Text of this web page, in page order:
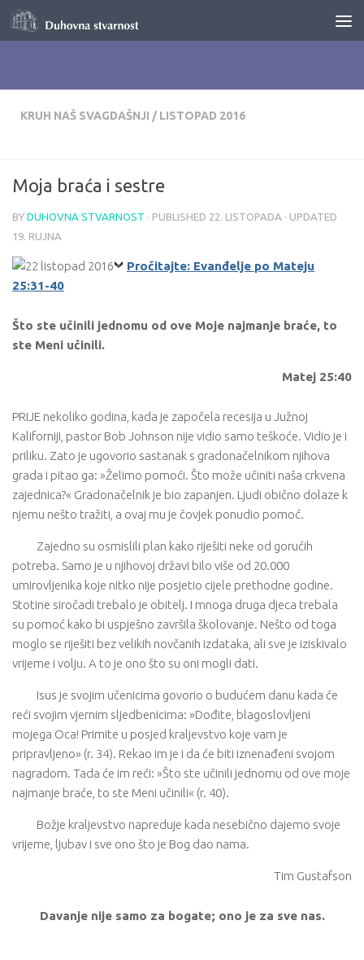
Skip to content
KRUH NAŠ SVAGDAŠNJI / LISTOPAD 2016
Moja braća i sestre
BY DUHOVNA STVARNOST · PUBLISHED 22. LISTOPADA · UPDATED
19. RUJNA
Pročitajte: Evanđelje po Mateju
25:31-40
Što ste učinili jednomu od ove Moje najmanje braće, to
ste Meni učinili.
Matej 25:40
PRIJE nekoliko godina, kada je započela recesija u Južnoj
Kaliforniji, pastor Bob Johnson nije vidio samo teškoće. Vidio je i
priliku. Zato je ugovorio sastanak s gradonačelnikom njihova
grada i pitao ga: »Želimo pomoći. Što može učiniti naša crkvena
zajednica?« Gradonačelnik je bio zapanjen. Ljudi obično dolaze k
njemu nešto tražiti, a ovaj mu je čovjek ponudio pomoć.
Zajedno su osmislili plan kako riješiti neke od gorućih
potreba. Samo je u njihovoj državi bilo više od 20.000
umirovljenika koje nitko nije posjetio cijele prethodne godine.
Stotine siročadi trebalo je obitelj. I mnoga druga djeca trebala
su pomoć kako bi uspješno završila školovanje. Nešto od toga
moglo se riješiti bez velikih novčanih izdataka, ali sve je iziskivalo
vrijeme i volju. A to je ono što su oni mogli dati.
Isus je svojim učenicima govorio o budućem danu kada će
reći svojim vjernim sljedbenicima: »Dođite, blagoslovljeni
mojega Oca! Primite u posjed kraljevstvo koje vam je
pripravljeno» (r. 34). Rekao im je i da će biti iznenađeni svojom
nagradom. Tada će im reći: »Što ste učinili jednomu od ove moje
najmanje braće, to ste Meni učinili« (r. 40).
Božje kraljevstvo napreduje kada nesebično dajemo svoje
vrijeme, ljubav i sve ono što je Bog dao nama.
Tim Gustafson
Davanje nije samo za bogate; ono je za sve nas.